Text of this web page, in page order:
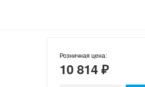
Розничная цена:
10 814 ₽